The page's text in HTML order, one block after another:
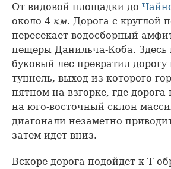
От видовой площадки до
около 4 км. Дорога с круглой
пересекает водосборный
пещеры Данильча-Коба. Здесь
буковый лес превратил
туннель, выход из которого
пятном на взгорке, где дорога
на юго-восточный склон
диагонали незаметно
затем идет вниз.
Вскоре дорога подойдет к Т-